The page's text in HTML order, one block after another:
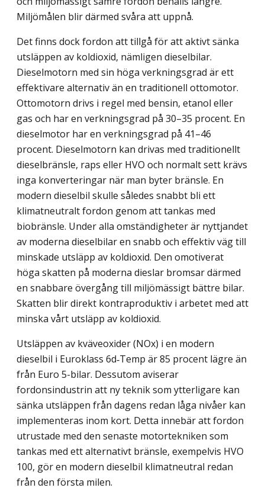
Miljömålen blir där­med svåra att uppnå.
Det finns dock fordon att tillgå för att aktivt sänka
utsläppen av koldioxid, nämligen dieselbilar.
Dieselmotorn med sin höga verkningsgrad är ett
effektivare alternativ än en traditionell ottomotor.
Ottomotorn drivs i regel med bensin, etanol eller
gas och har en verkningsgrad på 30–35 procent. En
dieselmotor har en verkningsgrad på 41–46
procent. Dieselmotorn kan drivas med traditionellt
dieselbränsle, raps eller HVO och normalt sett krävs
inga konverteringar när man byter bränsle. En
modern dieselbil skulle således snabbt bli ett
klimatneutralt fordon genom att tankas med
biobränsle. Under alla omständigheter är nyttjandet
av moderna dieselbilar en snabb och effektiv väg till
minskade utsläpp av koldioxid. Den omotiverat
höga skatten på moderna dieslar bromsar därmed
en snabbare övergång till miljömässigt bättre bilar.
Skatten blir direkt kontraproduktiv i arbetet med att
minska vårt utsläpp av koldioxid.
Utsläppen av kväveoxider (NOx) i en modern
dieselbil i Euroklass 6d‑Temp är 85 procent lägre än
från Euro 5-bilar. Dessutom aviserar
fordonsindustrin att ny teknik som ytterligare kan
sänka utsläppen från dagens redan låga nivåer kan
implementeras inom kort. Detta innebär att fordon
utrustade med den senaste motortekniken som
tankas med ett alternativt bränsle, exempelvis HVO
100, gör en modern dieselbil klimatneutral redan
från den första milen.